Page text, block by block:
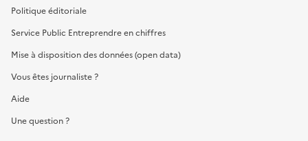
Politique éditoriale
Service Public Entreprendre en chiffres
Mise à disposition des données (open data)
Vous êtes journaliste ?
Aide
Une question ?